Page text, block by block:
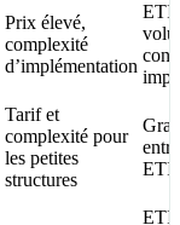
Prix élevé,
complexité
d’implémentation
ETI
Tarif et
complexité pour
les petites
structures
ETI
ETI